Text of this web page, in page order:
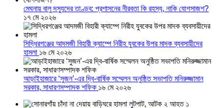
মেঘনায় বালু দস্যুদের তাণ্ডব: প্রশাসনের নীরবতা কি রহস্য, নাকি যোগসাজশ?
১৭ মে ২০২৬
সিদ্ধিরগঞ্জের আদমজী বিহারী ক্যাম্পে নিরীহ যুবকের উপর মাদক ব্যবসায়ীদের
হামলা ১৬ মে ২০২৬
আড়াইহাজারে ‘সুজন’-এর দ্বি-বার্ষিক সম্মেলন অনুষ্ঠিত সভাপতি মনিরুজ্জামান
সরকার, সাধারণসম্পাদক শফিক ১৬ মে ২০২৬